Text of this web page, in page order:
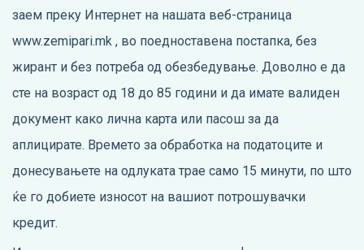
заем преку Интернет на нашата веб-страница
www.zemipari.mk , во поедноставена постапка, без
жирант и без потреба од обезбедување. Доволно е да
сте на возраст од 18 до 85 години и да имате валиден
документ како лична карта или пасош за да
аплицирате. Времето за обработка на податоците и
донесувањете на одлуката трае само 15 минути, по што
ќе го добиете износот на вашиот потрошувачки
кредит.